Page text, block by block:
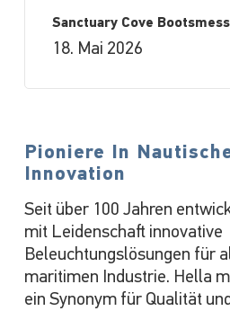
Sanctuary Cove
18. Mai 2026
Pioniere In
Innovation
Seit über 100 Jahren
mit Leidenschaft innovative
Beleuchtungslösungen für
maritimen Industrie. Hella
ein Synonym für Qualität